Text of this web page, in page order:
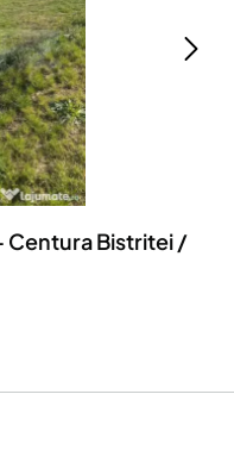
Centura Bistritei /